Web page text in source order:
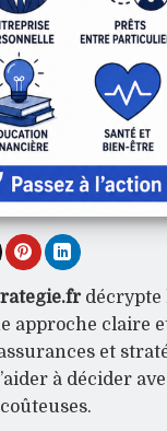
décrypte
approche claire
et
à décider